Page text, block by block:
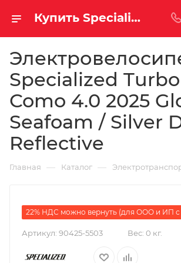
Купить Specialized Turbo Como 4.0 2025 Gloss Seafoam / Silver Dust Reflective за рублей, а со скидкой 484 100 руб.
Specialized Turbo
Como 4.0 2025
Seafoam / Silver
Reflective
Главная — Каталог —
22% НДС можно вернуть (для ООО и ИП
Артикул: 90425-5503 Вес: 0 кг.